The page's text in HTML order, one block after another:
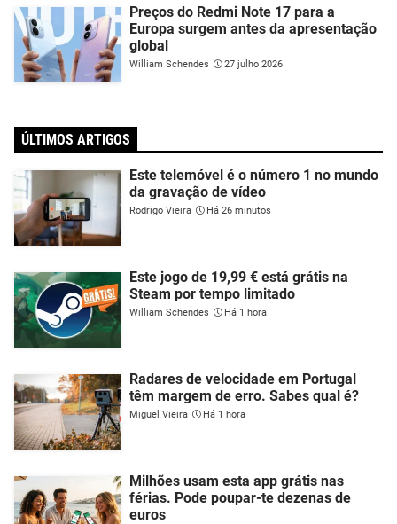
Preços do Redmi Note 17 para a
Europa surgem antes da apresentação
global
William Schendes 27 julho 2026
ÚLTIMOS ARTIGOS
Este telemóvel é o número 1 no mundo
da gravação de vídeo
Rodrigo Vieira Há 26 minutos
Este jogo de 19,99 € está grátis na
Steam por tempo limitado
William Schendes Há 1 hora
Radares de velocidade em Portugal
têm margem de erro. Sabes qual é?
Miguel Vieira Há 1 hora
Milhões usam esta app grátis nas
férias. Pode poupar-te dezenas de
euros